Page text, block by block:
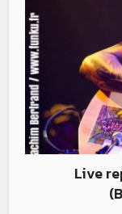
Live